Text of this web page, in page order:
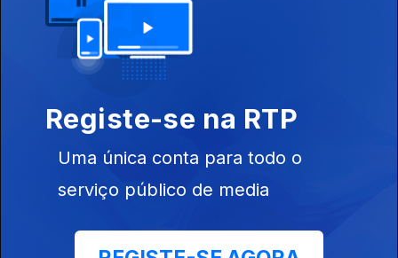
Registe-se na RTP
Uma única conta para todo o
serviço público de media